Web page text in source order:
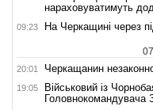
нараховуватимуть
09:23 На Черкащині через
20:01 Черкащанин
19:05
Військовий із
Головнокомандувача